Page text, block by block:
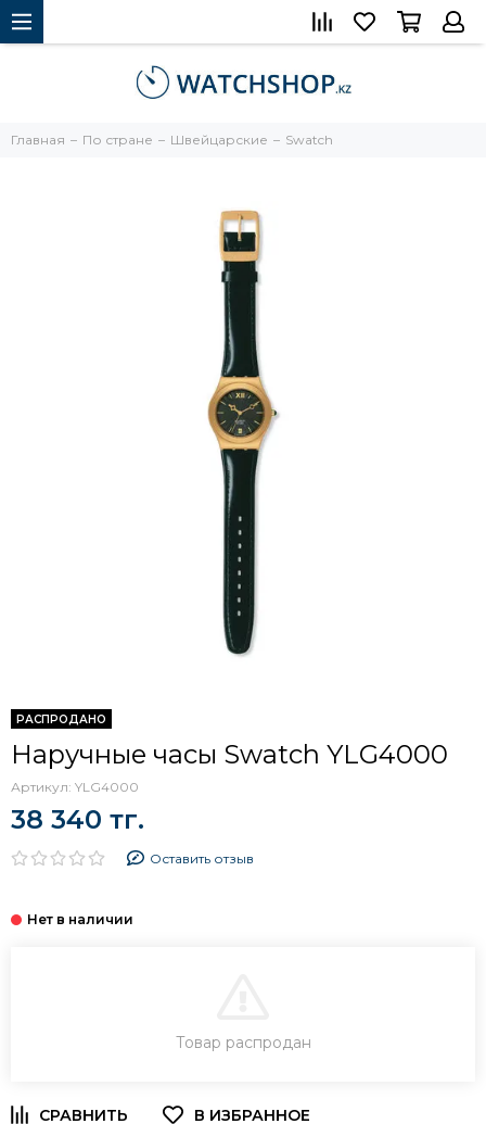
Главная По стране Швейцарские Swatch
РАСПРОДАНО
Наручные часы Swatch YLG4000
Артикул: YLG4000
38 340 тг.
Оставить отзыв
ЗАКАЗ В ОДИН КЛИК
Товар распродан